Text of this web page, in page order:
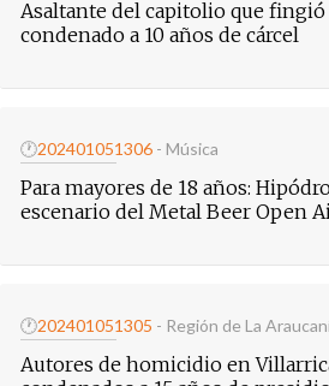
Asaltante del capitolio que
condenado a 10 años de cárcel
🕐202401051306 - Música
Para mayores de 18 años:
escenario del Metal Beer Open
🕐202401051305 - Región de La
Autores de homicidio en